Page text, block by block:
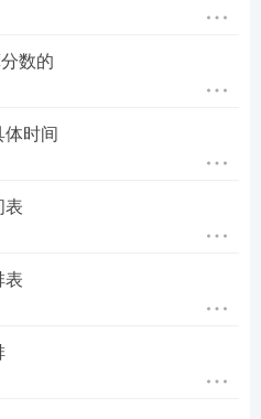
时间段，选好之后，确认
数的
时间
表
表